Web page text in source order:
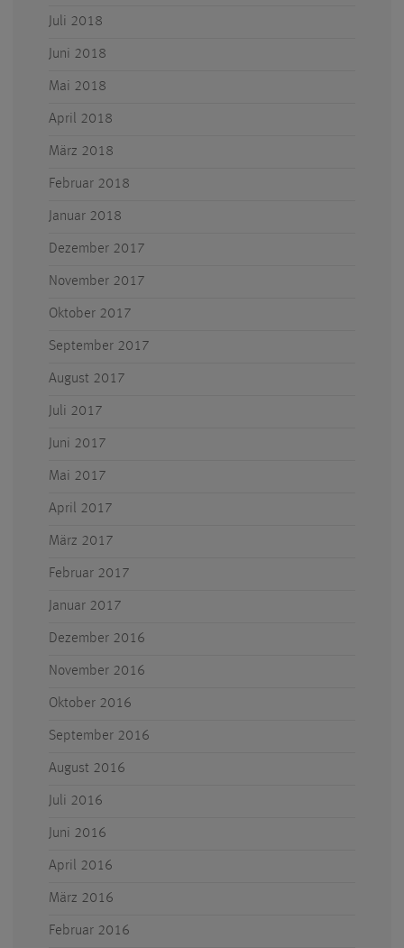
Juli 2018
Juni 2018
Mai 2018
April 2018
März 2018
Februar 2018
Januar 2018
Dezember 2017
November 2017
Oktober 2017
September 2017
August 2017
Juli 2017
Juni 2017
Mai 2017
April 2017
März 2017
Februar 2017
Januar 2017
Dezember 2016
November 2016
Oktober 2016
September 2016
August 2016
Juli 2016
Juni 2016
April 2016
März 2016
Februar 2016